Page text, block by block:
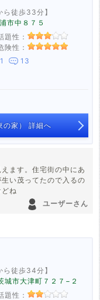
ら徒歩33分】
市中８７５
題性：
険性：
1 13
の家） 詳細へ
ます。住宅街の中にあ
い茂ってたので入るの
ね
ユーザーさん
ら徒歩34分】
市大津町７２７−２
題性：